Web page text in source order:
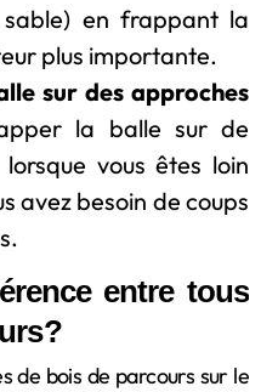
sable) en frappant la
plus importante.
sur des approches
la balle sur de
vous êtes loin
avez besoin de coups
entre tous
de bois de parcours sur le